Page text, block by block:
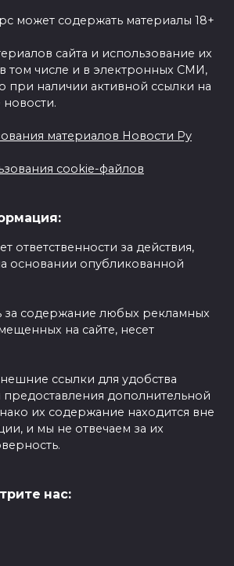
может содержать материалы 18+
сайта и использование их
том числе и в электронных СМИ,
при наличии активной ссылки на
материалов Новости Ру
cookie-файлов
ответственности за действия,
основании опубликованной
за содержание любых рекламных
на сайте, несет
ссылки для удобства
предоставления дополнительной
их содержание находится вне
и мы не отвечаем за их
нас: